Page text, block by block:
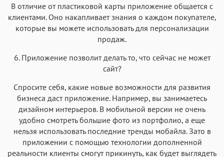
В отличие от пластиковой карты приложение общается с
клиентами. Оно накапливает знания о каждом покупателе,
которые вы можете использовать для персонализации
продаж.
6. Приложение позволит делать то, что сейчас не может
сайт?
Спросите себя, какие новые возможности для развития
бизнеса даст приложение. Например, вы занимаетесь
дизайном интерьеров. В мобильной версии не очень
удобно смотреть большие фото из портфолио, а еще
нельзя использовать последние тренды мобайла. Зато в
приложении с помощью технологии дополненной
реальности клиенты смогут прикинуть, как будет выглядеть